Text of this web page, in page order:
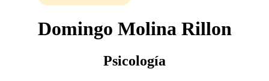
Domingo Molina Rillon
Psicología